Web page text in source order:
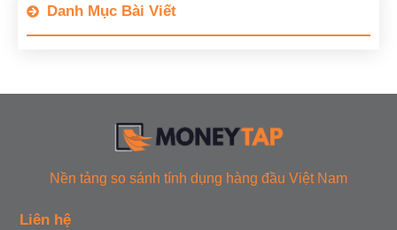
Danh Mục Bài Viết
Nền tảng so sánh tính dụng hàng đầu Việt Nam
Liên hệ